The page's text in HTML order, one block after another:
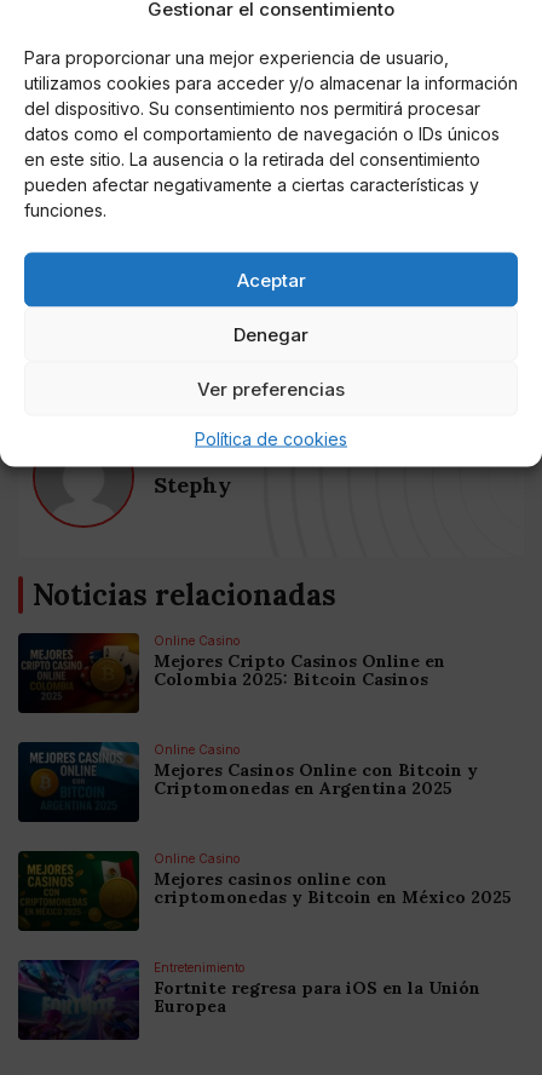
Gestionar el consentimiento
Para proporcionar una mejor experiencia de usuario,
utilizamos cookies para acceder y/o almacenar la información
del dispositivo. Su consentimiento nos permitirá procesar
datos como el comportamiento de navegación o IDs únicos
en este sitio. La ausencia o la retirada del consentimiento
pueden afectar negativamente a ciertas características y
funciones.
Aceptar
Denegar
Ver preferencias
Política de cookies
?????? #telecinco #salvame #myhyv
Una publicación compartida deGOSSIP TV??
Stephy
Noticias relacionadas
Online Casino
Mejores Cripto Casinos Online en
Colombia 2025: Bitcoin Casinos
Online Casino
Mejores Casinos Online con Bitcoin y
Criptomonedas en Argentina 2025
Online Casino
Mejores casinos online con
criptomonedas y Bitcoin en México 2025
Entretenimiento
Fortnite regresa para iOS en la Unión
Europea